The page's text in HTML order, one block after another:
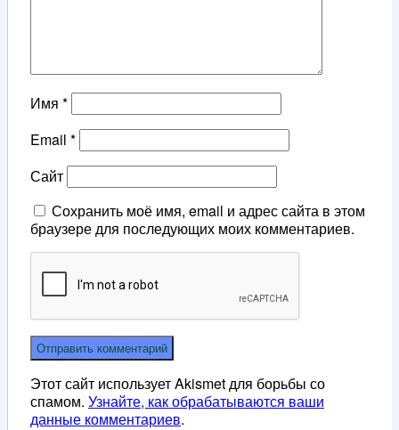
Имя *
Email *
Сайт
Сохранить моё имя, email и адрес сайта в этом
браузере для последующих моих комментариев.
Этот сайт использует Akismet для борьбы со
спамом. Узнайте, как обрабатываются ваши
данные комментариев.